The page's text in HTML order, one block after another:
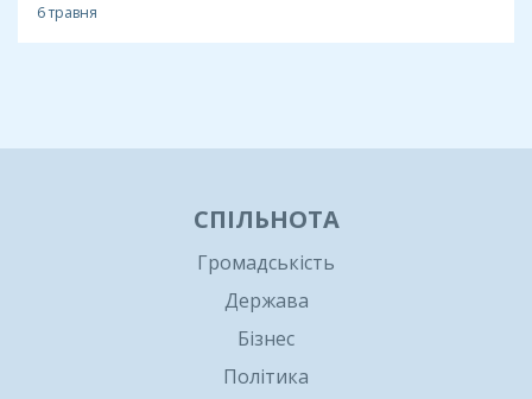
6 травня
СПІЛЬНОТА
Громадськість
Держава
Бізнес
Політика